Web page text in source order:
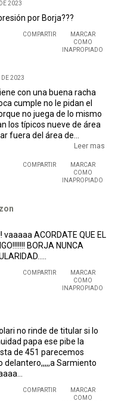
2023
por Borja???
COMPARTIR
MARCAR
COMO
INAPROPIADO
DE 2023
con una buena racha
cumple no le pidan el
no juega de lo mismo
los típicos nueve de área
fuera del área de
a algún compañero no
para meter cada
partido es más un crespo
mí borja es el nueve
o colidio para que lo
colidio de falso nueve
en Tigre jugando atrás de
Leer mas
COMPARTIR
MARCAR
COMO
INAPROPIADO
ACORDATE QUE EL
BORJA NUNCA
COMPARTIR
MARCAR
COMO
INAPROPIADO
no rinde de titular si lo
papa ese pibe la
de 451 parecemos
delantero,,,,,a Sarmiento
COMPARTIR
MARCAR
COMO